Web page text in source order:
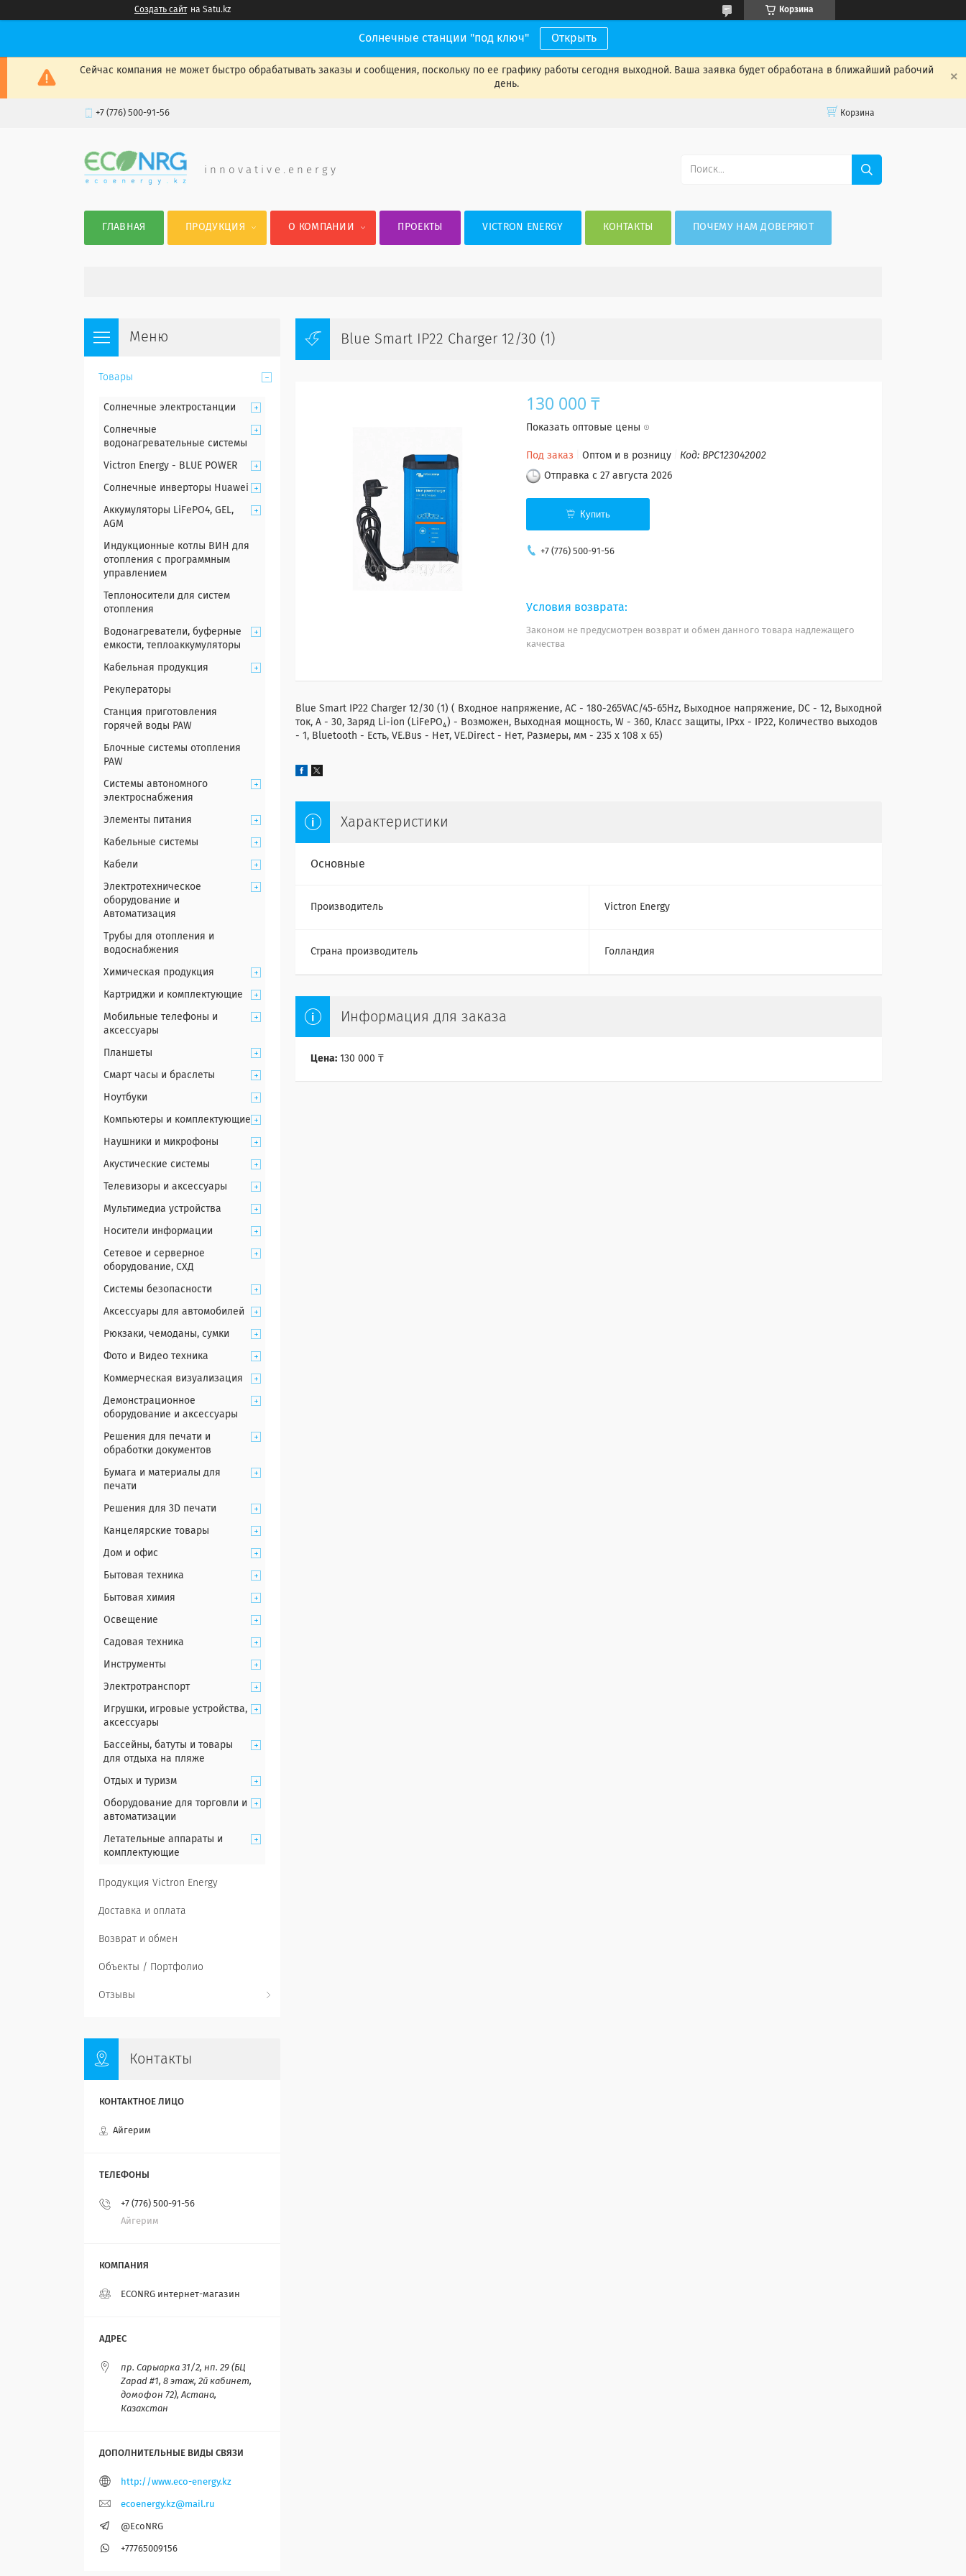
Создать сайт на Satu.kz Корзина
Солнечные станции "под ключ" Открыть
Сейчас компания не может быстро обрабатывать заказы и сообщения, поскольку по ее графику работы сегодня выходной. Ваша заявка будет обработана в ближайший рабочий
день.
+7 (776) 500-91-56 Корзина
i n n o v a t i v e . e n e r g y
ГЛАВНАЯ ПРОДУКЦИЯ О КОМПАНИИ ПРОЕКТЫ VICTRON ENERGY КОНТАКТЫ ПОЧЕМУ НАМ ДОВЕРЯЮТ
Blue Smart IP22 Charger 12/30 (1)
130 000 ₸
Показать оптовые цены
Под заказ Оптом и в розницу Код: BPC123042002
Отправка с 27 августа 2026
Купить
+7 (776) 500-91-56
Законом не предусмотрен возврат и обмен данного товара надлежащего
качества
Blue Smart IP22 Charger 12/30 (1) ( Входное напряжение, AC - 180-265VAC/45-65Hz, Выходное напряжение, DC - 12, Выходной
ток, А - 30, Заряд Li-ion (LiFePO₄) - Возможен, Выходная мощность, W - 360, Класс защиты, IPхх - IP22, Количество выходов
- 1, Bluetooth - Есть, VE.Bus - Нет, VE.Direct - Нет, Размеры, мм - 235 x 108 x 65)
Характеристики
Основные
Производитель Victron Energy
Страна производитель Голландия
Информация для заказа
Цена: 130 000 ₸
Товары
Солнечные электростанции
Солнечные
водонагревательные системы
Victron Energy - BLUE POWER
Солнечные инверторы Huawei
Аккумуляторы LiFePO4, GEL,
AGM
Индукционные котлы ВИН для
отопления с программным
управлением
Теплоносители для систем
отопления
Водонагреватели, буферные
емкости, теплоаккумуляторы
Кабельная продукция
Рекуператоры
Станция приготовления
горячей воды PAW
Блочные системы отопления
PAW
Системы автономного
электроснабжения
Элементы питания
Кабельные системы
Кабели
Электротехническое
оборудование и
Автоматизация
Трубы для отопления и
водоснабжения
Химическая продукция
Картриджи и комплектующие
Мобильные телефоны и
аксессуары
Планшеты
Смарт часы и браслеты
Ноутбуки
Компьютеры и комплектующие
Наушники и микрофоны
Акустические системы
Телевизоры и аксессуары
Мультимедиа устройства
Носители информации
Сетевое и серверное
оборудование, СХД
Системы безопасности
Аксессуары для автомобилей
Рюкзаки, чемоданы, сумки
Фото и Видео техника
Коммерческая визуализация
Демонстрационное
оборудование и аксессуары
Решения для печати и
обработки документов
Бумага и материалы для
печати
Решения для 3D печати
Канцелярские товары
Дом и офис
Бытовая техника
Бытовая химия
Освещение
Садовая техника
Инструменты
Электротранспорт
Игрушки, игровые устройства,
аксессуары
Бассейны, батуты и товары
для отдыха на пляже
Отдых и туризм
Оборудование для торговли и
автоматизации
Летательные аппараты и
комплектующие
Продукция Victron Energy
Доставка и оплата
Возврат и обмен
Объекты / Портфолио
Отзывы
Контакты
Айгерим
+7 (776) 500-91-56
Айгерим
ECONRG интернет-магазин
пр. Сарыарка 31/2, нп. 29 (БЦ
Zapad #1, 8 этаж, 2й кабинет,
домофон 72), Астана,
Казахстан
http://www.eco-energy.kz
ecoenergy.kz@mail.ru
@EcoNRG
+77765009156